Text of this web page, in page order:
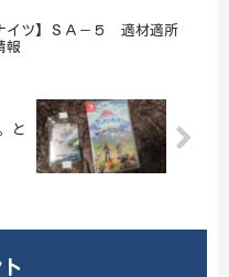
イツ】ＳＡ－５ 適材適所
報
と